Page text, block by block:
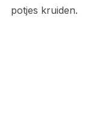
potjes kruiden.